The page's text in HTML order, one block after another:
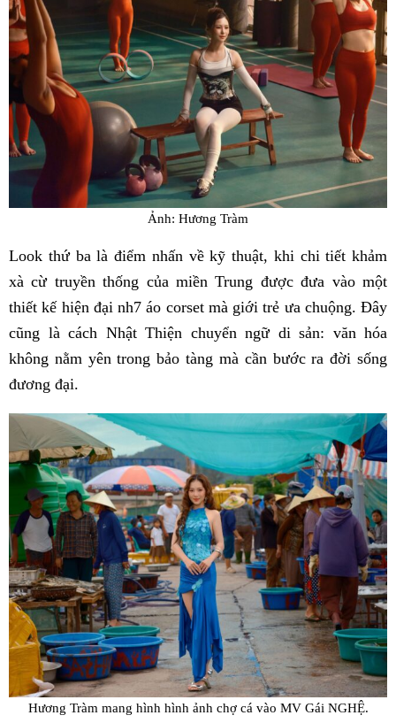
Ảnh: Hương Tràm
Look thứ ba là điểm nhấn về kỹ thuật, khi chi tiết khảm
xà cừ truyền thống của miền Trung được đưa vào một
thiết kế hiện đại nh7 áo corset mà giới trẻ ưa chuộng. Đây
cũng là cách Nhật Thiện chuyển ngữ di sản: văn hóa
không nằm yên trong bảo tàng mà cần bước ra đời sống
đương đại.
Hương Tràm mang hình hình ảnh chợ cá vào MV Gái NGHỆ.